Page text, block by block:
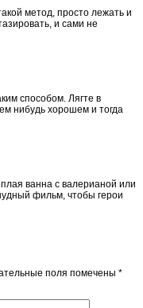
метод, просто лежать и
и сами не
способом. Лягте в
нибудь хорошем и тогда
ванна с валерианой или
фильм, чтобы герои
поля помечены *